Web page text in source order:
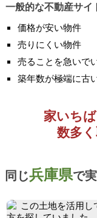
一般的な不動産サイ
価格が安い物件
売りにくい物件
売ることを急いで
築年数が極端に古
家いち
数多
同じ兵庫県で